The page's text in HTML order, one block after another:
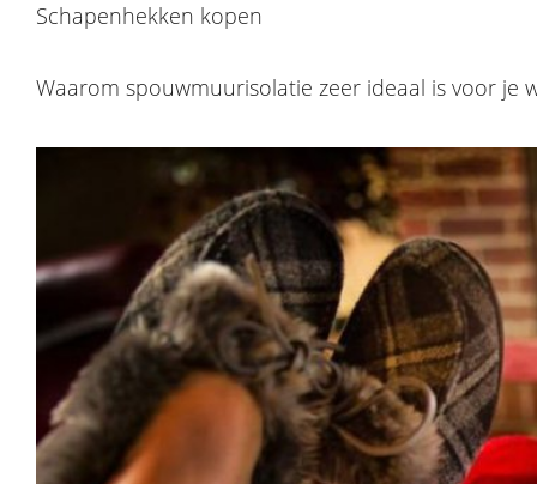
Schapenhekken kopen
Waarom spouwmuurisolatie zeer ideaal is voor je